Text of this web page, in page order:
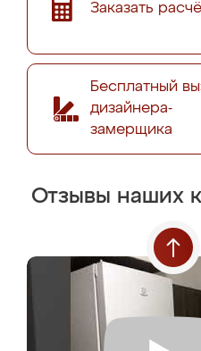
Заказать
Бесплатный
дизайнера-
замерщика
Отзывы наших